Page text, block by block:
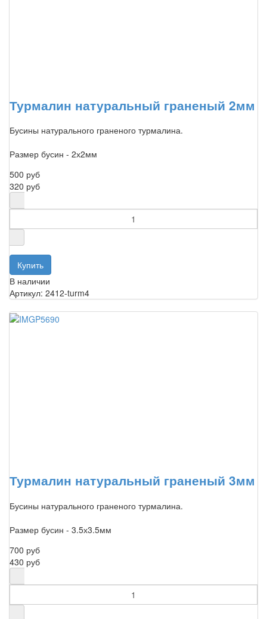
Турмалин натуральный граненый 2мм
Бусины натурального граненого турмалина.
Размер бусин - 2х2мм
500 руб
320 руб
В наличии
Артикул: 2412-turm4
Турмалин натуральный граненый 3мм
Бусины натурального граненого турмалина.
Размер бусин - 3.5х3.5мм
700 руб
430 руб